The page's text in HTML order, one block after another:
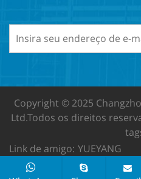
Copyright © 2025
Ltd.Todos os direitos
Link de amigo: YUEYANG